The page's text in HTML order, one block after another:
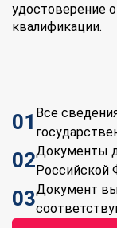
удостоверение
квалификации.
01 Все
02Документы
Российской
03Документ